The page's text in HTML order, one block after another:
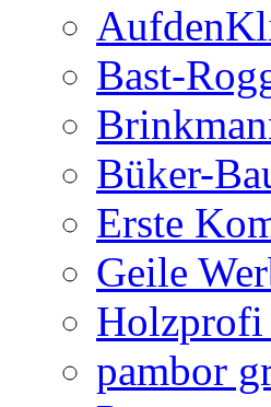
Bast-
Büker-
Erste
Geile
pambor